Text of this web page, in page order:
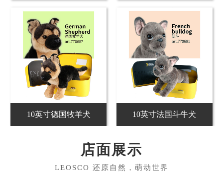
10英寸德国牧羊犬 10英寸法国斗牛犬
店面展示